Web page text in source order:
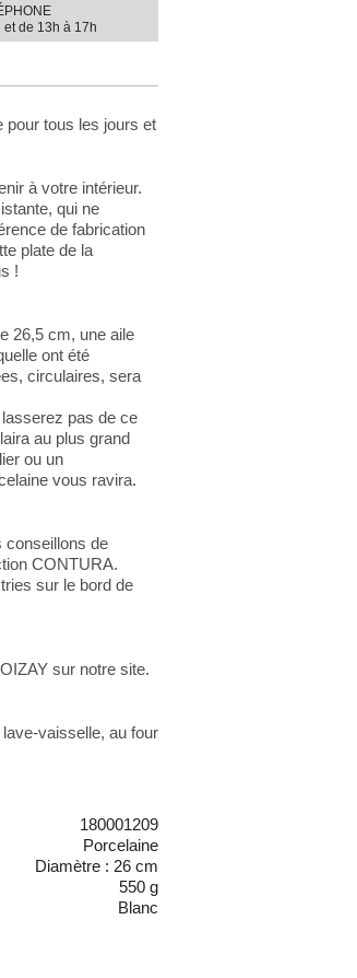
de 13h à 17h
pour tous les jours et
à votre intérieur.
qui ne
de fabrication
plate de la
!
26,5 cm, une aile
ont été
circulaires, sera
pas de ce
au plus grand
ou un
vous ravira.
conseillons de
CONTURA.
sur le bord de
sur notre site.
vaisselle, au four
180001209
Porcelaine
Diamètre : 26 cm
550 g
Blanc